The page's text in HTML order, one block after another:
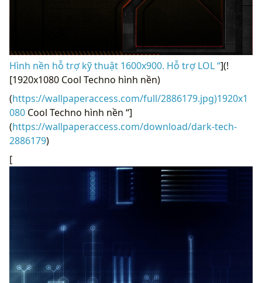
Hình nền hỗ trợ kỹ thuật 1600x900. Hỗ trợ LOL “](!
[1920x1080 Cool Techno hình nền)
(https://wallpaperaccess.com/full/2886179.jpg)1920x1
080 Cool Techno hình nền “]
(https://wallpaperaccess.com/download/dark-tech-
2886179)
[